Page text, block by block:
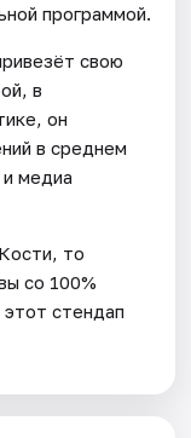
программой.
свою
в
он
в среднем
медиа
то
со 100%
стендап